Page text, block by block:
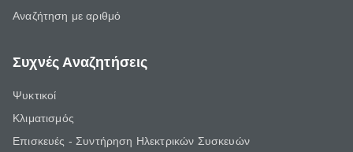
Αναζήτηση με αριθμό
Συχνές Αναζητήσεις
Ψυκτικοί
Κλιματισμός
Επισκευές - Συντήρηση Ηλεκτρικών Συσκευών